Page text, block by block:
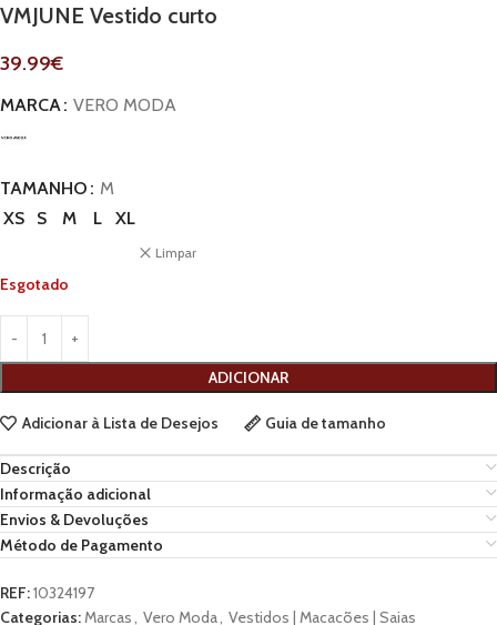
VMJUNE Vestido curto
39.99€
MARCA VERO MODA
TAMANHO
M
XS
S M L XL
Limpar
Esgotado
ADICIONAR
Adicionar à Lista de Desejos Guia de tamanho
Descrição
Informação adicional
Envios & Devoluções
Método de Pagamento
REF:10324197
Categorias:Marcas, Vero Moda, Vestidos | Macacões | Saias